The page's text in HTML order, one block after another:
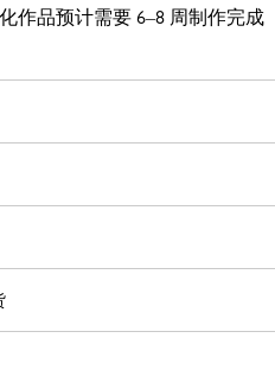
作品预计需要 6–8 周制作完成